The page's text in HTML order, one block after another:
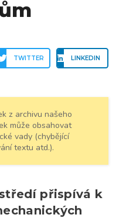
TWITTER LINKEDIN
z archivu našeho
může obsahovat
vady (chybějící
textu atd.).
přispívá k